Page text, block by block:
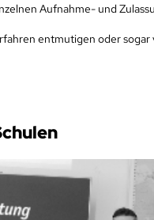
Aufnahme- und
entmutigen oder sogar